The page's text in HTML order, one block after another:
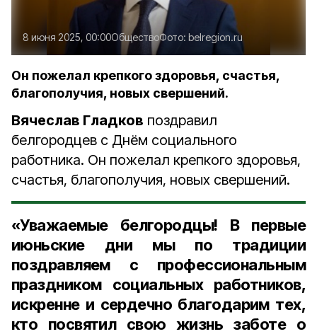
8 июня 2025, 00:00ОбществоФото: belregion.ru
Он пожелал крепкого здоровья, счастья,
благополучия, новых свершений.
Вячеслав Гладков поздравил
белгородцев с Днём социального
работника. Он пожелал крепкого здоровья,
счастья, благополучия, новых свершений.
«Уважаемые белгородцы! В первые
июньские дни мы по традиции
поздравляем c профессиональным
праздником социальных работников,
искренне и сердечно благодарим тех,
кто посвятил свою жизнь заботе о